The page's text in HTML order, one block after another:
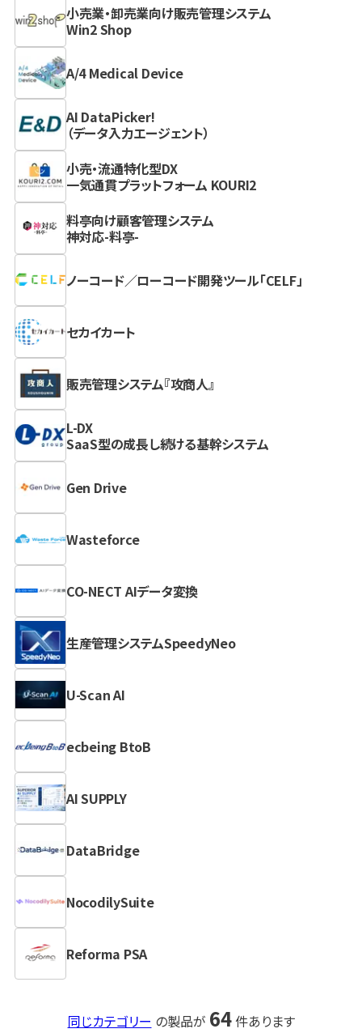
小売業・卸売業向け販売管理システム
Win2 Shop
A/4 Medical Device
AI DataPicker!
（データ入力エージェント）
小売・流通特化型DX
一気通貫プラットフォーム KOURI2
料亭向け顧客管理システム
神対応-料亭-
ノーコード／ローコード開発ツール「CELF」
セカイカート
販売管理システム『攻商人』
L-DX
SaaS型の成長し続ける基幹システム
Gen Drive
Wasteforce
CO-NECT AIデータ変換
生産管理システムSpeedyNeo
U-Scan AI
ecbeing BtoB
AI SUPPLY
DataBridge
NocodilySuite
Reforma PSA
同じカテゴリー の製品が 64件あります